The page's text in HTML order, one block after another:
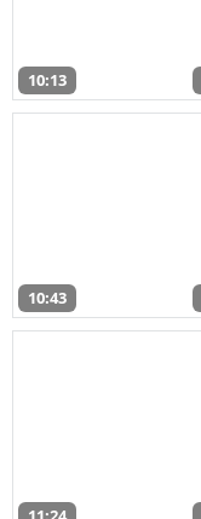
10:13
10:43